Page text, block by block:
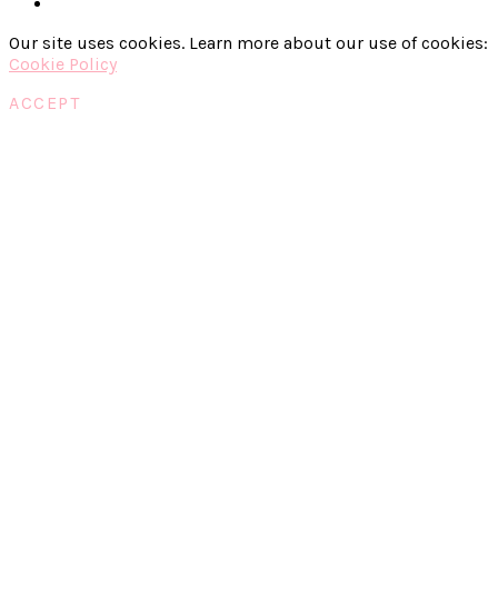
Our site uses cookies. Learn more about our use of cookies:
Cookie Policy
ACCEPT